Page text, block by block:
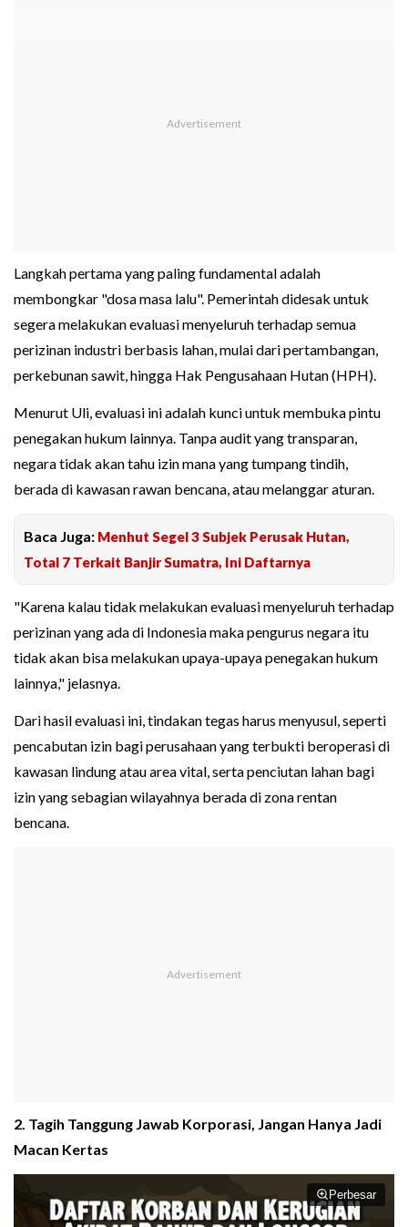
Langkah pertama yang paling fundamental adalah
membongkar "dosa masa lalu". Pemerintah didesak untuk
segera melakukan evaluasi menyeluruh terhadap semua
perizinan industri berbasis lahan, mulai dari pertambangan,
perkebunan sawit, hingga Hak Pengusahaan Hutan (HPH).
Menurut Uli, evaluasi ini adalah kunci untuk membuka pintu
penegakan hukum lainnya. Tanpa audit yang transparan,
negara tidak akan tahu izin mana yang tumpang tindih,
berada di kawasan rawan bencana, atau melanggar aturan.
Baca Juga: Menhut Segel 3 Subjek Perusak Hutan,
Total 7 Terkait Banjir Sumatra, Ini Daftarnya
"Karena kalau tidak melakukan evaluasi menyeluruh terhadap
perizinan yang ada di Indonesia maka pengurus negara itu
tidak akan bisa melakukan upaya-upaya penegakan hukum
lainnya," jelasnya.
Dari hasil evaluasi ini, tindakan tegas harus menyusul, seperti
pencabutan izin bagi perusahaan yang terbukti beroperasi di
kawasan lindung atau area vital, serta penciutan lahan bagi
izin yang sebagian wilayahnya berada di zona rentan
bencana.
2. Tagih Tanggung Jawab Korporasi, Jangan Hanya Jadi
Macan Kertas
Perbesar